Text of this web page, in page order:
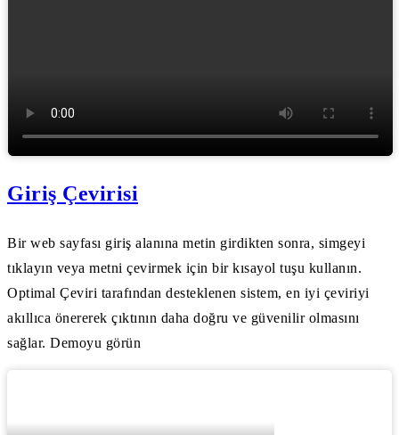
Giriş Çevirisi
Bir web sayfası giriş alanına metin girdikten sonra, simgeyi
tıklayın veya metni çevirmek için bir kısayol tuşu kullanın.
Optimal Çeviri tarafından desteklenen sistem, en iyi çeviriyi
akıllıca önererek çıktının daha doğru ve güvenilir olmasını
sağlar. Demoyu görün